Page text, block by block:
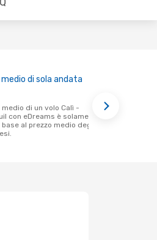
di sola andata
con eDreams è solamente
base al prezzo medio degli